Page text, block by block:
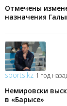
Отмечены
назначения
sports.kz 1 год
Немировски
в «Барысе»